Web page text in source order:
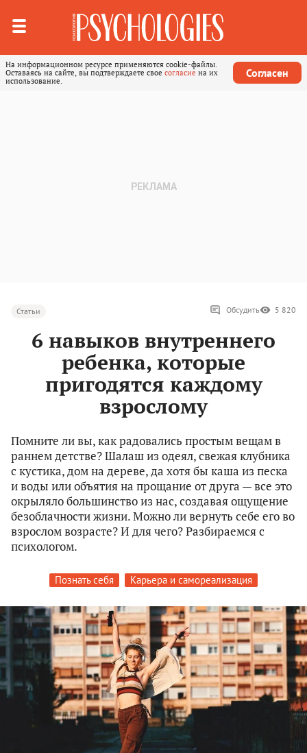
На информационном ресурсе применяются cookie-файлы.
Оставаясь на сайте, вы подтверждаете свое согласие на их
использование.
Согласен
Статьи Обсудить 5 820
6 навыков внутреннего
ребенка, которые
пригодятся каждому
взрослому
Помните ли вы, как радовались простым вещам в
раннем детстве? Шалаш из одеял, свежая клубника
с кустика, дом на дереве, да хотя бы каша из песка
и воды или объятия на прощание от друга — все это
окрыляло большинство из нас, создавая ощущение
безоблачности жизни. Можно ли вернуть себе его во
взрослом возрасте? И для чего? Разбираемся с
психологом.
Познать себя Карьера и самореализация